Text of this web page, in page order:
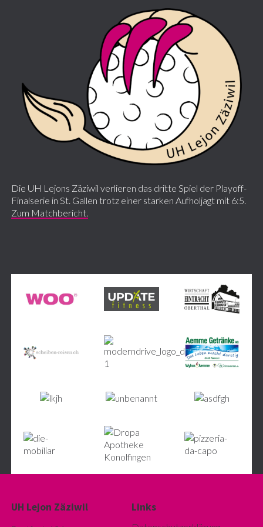
Die UH Lejons Zäziwil verlieren das dritte Spiel der Playoff-
Finalserie in St. Gallen trotz einer starken Aufholjagt mit 6:5.
Zum Matchbericht.
UH Lejon Zäziwil Links